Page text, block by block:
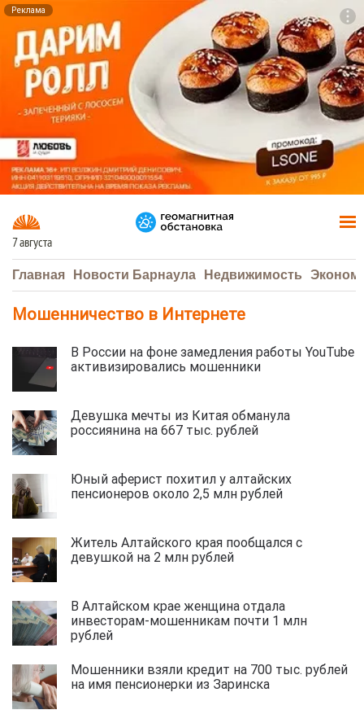
Реклама
7 августа
Главная Новости Барнаула Недвижимость
Мошенничество в Интернете
В России на фоне замедления работы YouTube
активизировались мошенники
Девушка мечты из Китая обманула
россиянина на 667 тыс. рублей
Юный аферист похитил у алтайских
пенсионеров около 2,5 млн рублей
Житель Алтайского края пообщался с
девушкой на 2 млн рублей
В Алтайском крае женщина отдала
инвесторам-мошенникам почти 1 млн
рублей
Мошенники взяли кредит на 700 тыс. рублей
на имя пенсионерки из Заринска